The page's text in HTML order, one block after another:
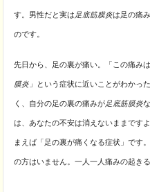
す。男性だと実は 足底筋膜炎は足の痛
のです。
先日から、足の裏が痛い。「この痛み
膜炎 」 という症状に近いことがわかっ
く、自分の足の裏の痛みが足底筋膜炎
は、あなたの不安は消えないままです
まえば「足の裏が痛くなる症状」です
の方はいません。一人一人痛みの起き